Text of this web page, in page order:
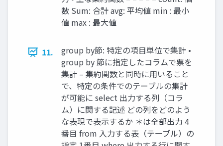
数 Sum: 合計 avg: 平均値 min : 最小
値 max : 最大値
11.
group by節: 特定の項目単位で集計 •
group by 節に指定したコラムで票を
集計 – 集約関数と同時に用いること
で、特定の条件でのテーブルの集計
が可能に select 出力する列（コラ
ム）に関する記述 どの列をどのよう
な表現で表示するか ＊は全部出力 4
番目 from 入力する表（テーブル）の